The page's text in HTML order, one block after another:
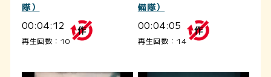
隊）
00:04:12
再生回数：10
備隊）
00:04:05
再生回数：14